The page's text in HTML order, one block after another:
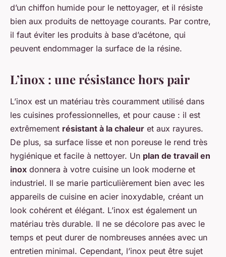
d’un chiffon humide pour le nettoyager, et il résiste
bien aux produits de nettoyage courants. Par contre,
il faut éviter les produits à base d’acétone, qui
peuvent endommager la surface de la résine.
L’inox : une résistance hors pair
L’inox est un matériau très couramment utilisé dans
les cuisines professionnelles, et pour cause : il est
extrêmement résistant à la chaleur et aux rayures.
De plus, sa surface lisse et non poreuse le rend très
hygiénique et facile à nettoyer. Un plan de travail en
inox donnera à votre cuisine un look moderne et
industriel. Il se marie particulièrement bien avec les
appareils de cuisine en acier inoxydable, créant un
look cohérent et élégant. L’inox est également un
matériau très durable. Il ne se décolore pas avec le
temps et peut durer de nombreuses années avec un
entretien minimal. Cependant, l’inox peut être sujet